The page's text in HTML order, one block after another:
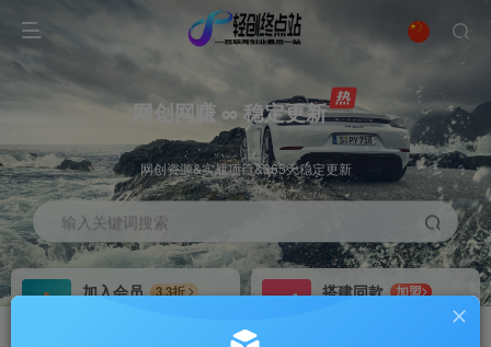
网创网赚 ∞ 稳定更新
网创资源&实战项目&365天稳定更新
输入关键词搜索
加入会员
3.3折
搭建同款
加盟